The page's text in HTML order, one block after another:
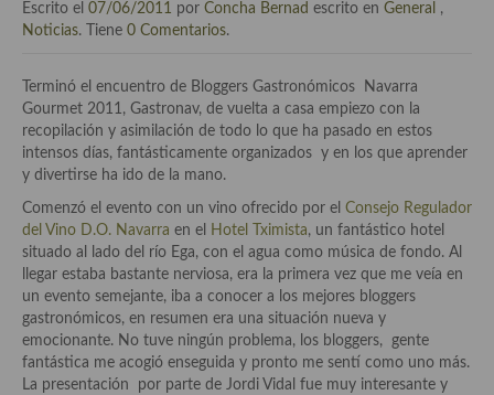
Tiendas especiales
Especias, hierbas, condimentos, espesantes y aditivos
Historia de la gastronomía, platos celebres, cocineros, críticos,
historias culinarias y otras cosas
Origen y evolución de la comida
Protocolo y buenas maneras.
Ocio – restaurantes, bares, tabernas
Viajes eno-gastro-turísticos
Escrito el 07/06/2011 por Concha Bernad escrito en General
,
Noticias. Tiene 0 Comentarios.
Terminó el encuentro de Bloggers Gastronómicos Navarra
Gourmet 2011, Gastronav, de vuelta a casa empiezo con la
recopilación y asimilación de todo lo que ha pasado en estos
intensos días, fantásticamente organizados y en los que aprender
y divertirse ha ido de la mano.
Comenzó el evento con un vino ofrecido por el Consejo Regulador
del Vino D.O. Navarra en el Hotel Tximista, un fantástico hotel
situado al lado del río Ega, con el agua como música de fondo. Al
llegar estaba bastante nerviosa, era la primera vez que me veía en
un evento semejante, iba a conocer a los mejores bloggers
gastronómicos, en resumen era una situación nueva y
emocionante. No tuve ningún problema, los bloggers, gente
fantástica me acogió enseguida y pronto me sentí como uno más.
La presentación por parte de Jordi Vidal fue muy interesante y